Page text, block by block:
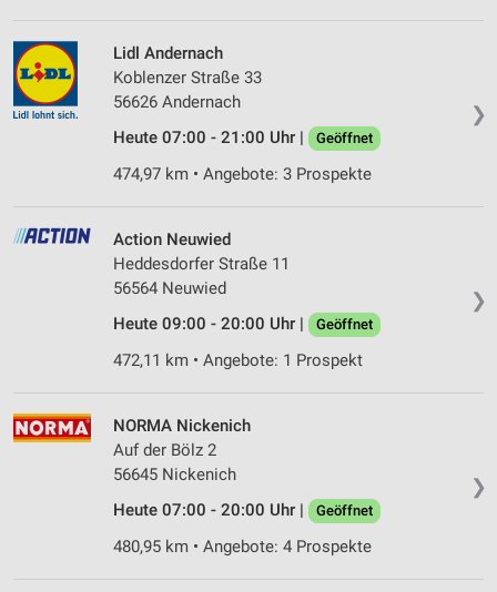
❯
Lidl Andernach
Koblenzer Straße 33
56626 Andernach
Heute 07:00 - 21:00 Uhr |
Geöffnet
474,97 km • Angebote: 3 Prospekte
❯
Action Neuwied
Heddesdorfer Straße 11
56564 Neuwied
Heute 09:00 - 20:00 Uhr |
Geöffnet
472,11 km • Angebote: 1 Prospekt
❯
NORMA Nickenich
Auf der Bölz 2
56645 Nickenich
Heute 07:00 - 20:00 Uhr |
Geöffnet
480,95 km • Angebote: 4 Prospekte